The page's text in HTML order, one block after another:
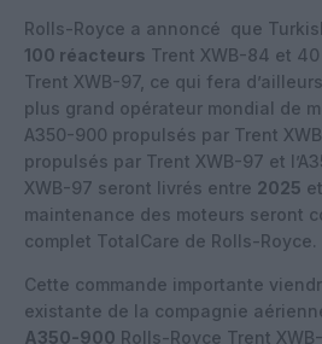
Rolls-Royce a annoncé que
100 réacteurs Trent XWB-84 et
Trent XWB-97, ce qui fera
plus grand opérateur mondial de
A350-900 propulsés par Trent
propulsés par Trent XWB-97 et
XWB-97 seront livrés entre 2025 et
maintenance des moteurs seront
complet TotalCare de Rolls-Royce.
Cette commande importante
existante de la compagnie
A350-900 Rolls-Royce Trent